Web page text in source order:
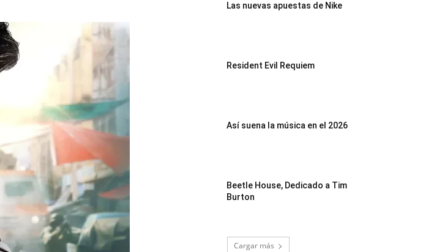
Las nuevas apuestas de Nike
Resident Evil Requiem
Así suena la música en el 2026
Beetle House, Dedicado a Tim
Burton
Cargar más